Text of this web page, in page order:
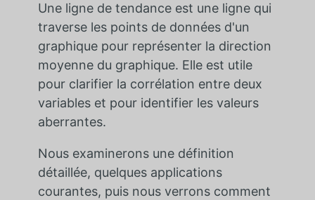
Une ligne de tendance est une ligne qui
traverse les points de données d'un
graphique pour représenter la direction
moyenne du graphique. Elle est utile
pour clarifier la corrélation entre deux
variables et pour identifier les valeurs
aberrantes.
Nous examinerons une définition
détaillée, quelques applications
courantes, puis nous verrons comment